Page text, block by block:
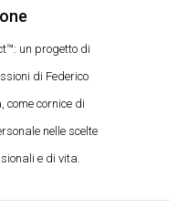
un progetto di
di Federico
come cornice di
nelle scelte
e di vita.